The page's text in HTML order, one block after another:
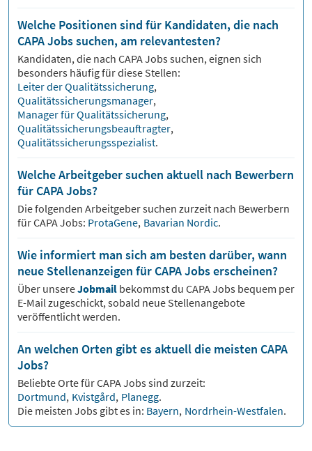
Welche Positionen sind für Kandidaten, die nach
CAPA Jobs suchen, am relevantesten?
Kandidaten, die nach CAPAJobs suchen, eignen sich
besonders häufig für diese Stellen:
Leiter der Qualitätssicherung,
Qualitätssicherungsmanager,
Manager für Qualitätssicherung,
Qualitätssicherungsbeauftragter,
Qualitätssicherungsspezialist.
Welche Arbeitgeber suchen aktuell nach Bewerbern
für CAPA Jobs?
Die folgenden Arbeitgeber suchen zurzeit nach Bewerbern
fürCAPAJobs: ProtaGene, Bavarian Nordic.
Wie informiert man sich am besten darüber, wann
neue Stellenanzeigen für CAPA Jobs erscheinen?
Über unsereJobmail bekommst du CAPAJobs bequem per
E-Mail zugeschickt, sobald neue Stellenangebote
veröffentlicht werden.
An welchen Orten gibt es aktuell die meisten CAPA
Jobs?
Beliebte Orte fürCAPAJobs sind zurzeit:
Dortmund, Kvistgård, Planegg.
Die meisten Jobs gibt es in: Bayern, Nordrhein-Westfalen.